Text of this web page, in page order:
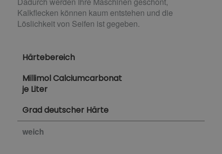
Kalkflecken können kaum entstehen und die
Löslichkeit von Seifen ist gegeben.
Härtebereich
Millimol Calciumcarbonat
je Liter
Grad deutscher Härte
weich